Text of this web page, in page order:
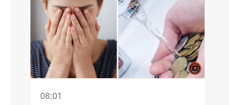
08:01